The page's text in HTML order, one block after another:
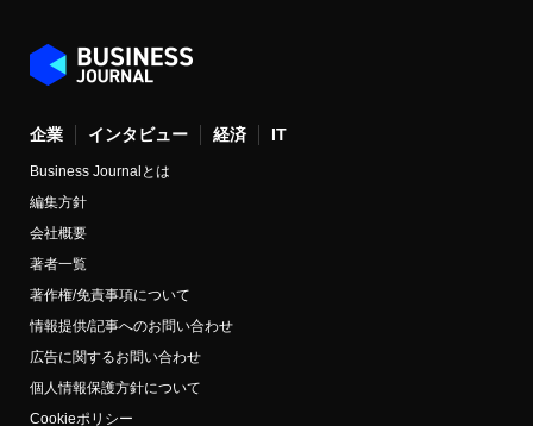
企業 インタビュー 経済 IT
Business Journalとは
編集方針
会社概要
著者一覧
著作権/免責事項について
情報提供/記事へのお問い合わせ
広告に関するお問い合わせ
個人情報保護方針について
Cookieポリシー